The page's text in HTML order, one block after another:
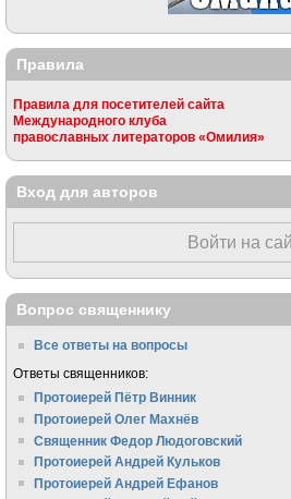
Правила
Правила для посетителей сайта
Международного клуба
православных литераторов «Омилия»
Вход для авторов
Войти на
Вопрос священнику
Все ответы на вопросы
Ответы священников:
Протоиерей Пётр Винник
Протоиерей Олег Махнёв
Священник Федор Людоговский
Протоиерей Андрей Кульков
Протоиерей Андрей Ефанов